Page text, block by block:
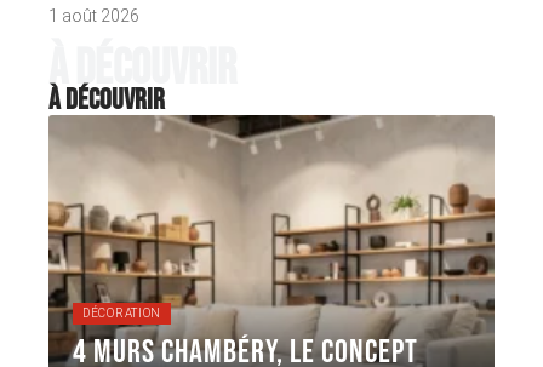
1 août 2026
À découvrir
À découvrir
DÉCORATION
4 Murs Chambéry, le concept